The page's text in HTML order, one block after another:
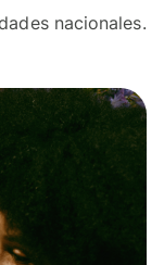
nacionales.